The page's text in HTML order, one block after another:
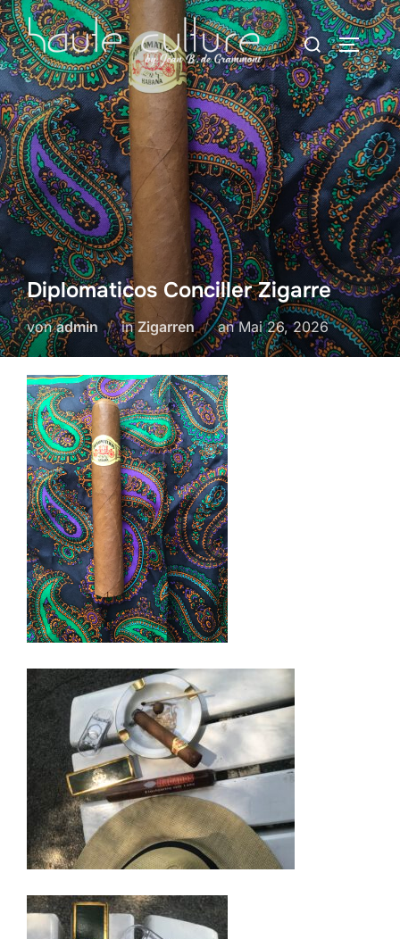
Zum
Inhalt
springen
Suchen
nach:
Diplomaticos Conciller Zigarre
vonadmin inZigarren anVeröffentlicht
am
Mai 26, 2026